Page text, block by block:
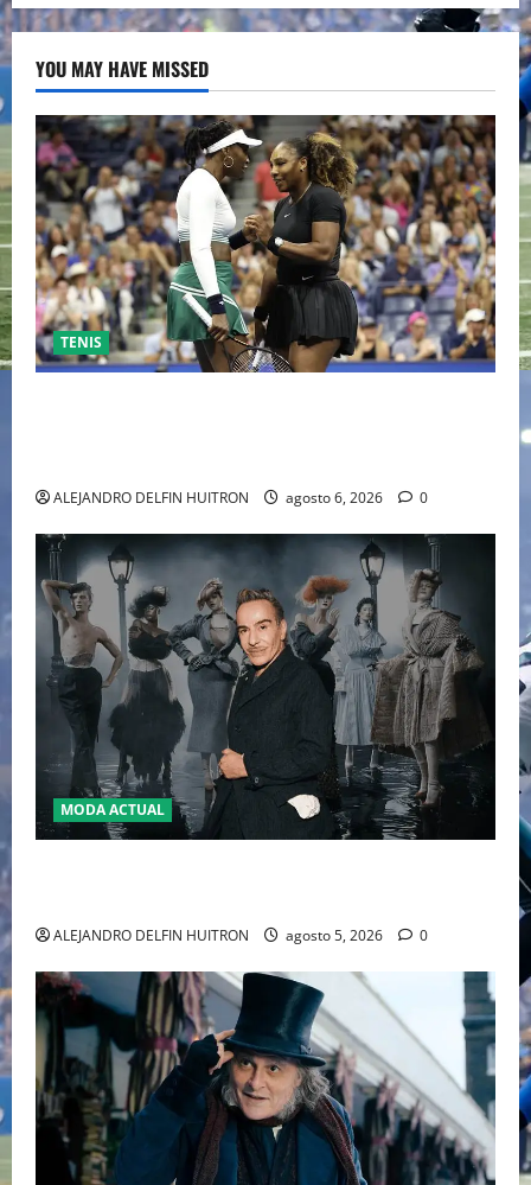
YOU MAY HAVE MISSED
TENIS
ALEJANDRO DELFIN HUITRON agosto 6, 2026 0
MODA ACTUAL
ALEJANDRO DELFIN HUITRON agosto 5, 2026 0